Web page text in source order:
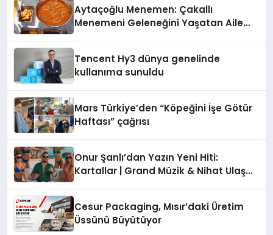
Aytaçoğlu Menemen: Çakallı
Menemeni Geleneğini Yaşatan Aile
Tencent Hy3 dünya genelinde
kullanıma sunuldu
Mars Türkiye’den “Köpeğini İşe Götür
Haftası” çağrısı
Onur Şanlı’dan Yazın Yeni Hiti:
Kartallar | Grand Müzik & Nihat Ulaş
Cesur Packaging, Mısır’daki Üretim
Üssünü Büyütüyor